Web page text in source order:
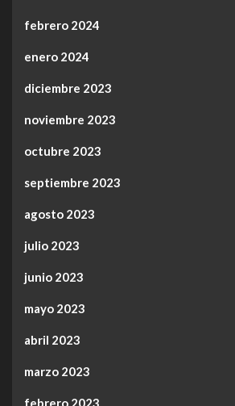
febrero 2024
enero 2024
diciembre 2023
noviembre 2023
octubre 2023
septiembre 2023
agosto 2023
julio 2023
junio 2023
mayo 2023
abril 2023
marzo 2023